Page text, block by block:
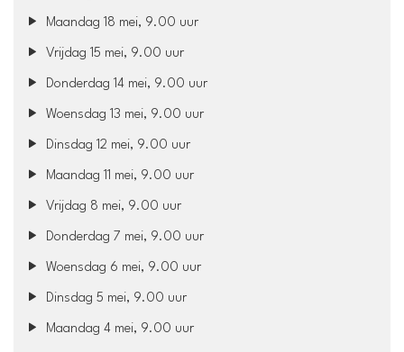
Maandag 18 mei, 9.00 uur
Vrijdag 15 mei, 9.00 uur
Donderdag 14 mei, 9.00 uur
Woensdag 13 mei, 9.00 uur
Dinsdag 12 mei, 9.00 uur
Maandag 11 mei, 9.00 uur
Vrijdag 8 mei, 9.00 uur
Donderdag 7 mei, 9.00 uur
Woensdag 6 mei, 9.00 uur
Dinsdag 5 mei, 9.00 uur
Maandag 4 mei, 9.00 uur